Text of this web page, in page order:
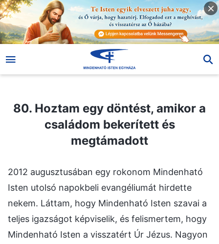
80. Hoztam egy döntést, amikor a
családom bekerített és
megtámadott
2012 augusztusában egy rokonom Mindenható
Isten utolsó napokbeli evangéliumát hirdette
nekem. Láttam, hogy Mindenható Isten szavai a
teljes igazságot képviselik, és felismertem, hogy
Mindenható Isten a visszatért Úr Jézus. Nagyon